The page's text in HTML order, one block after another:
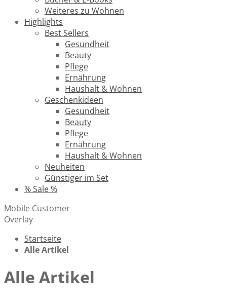
Weiteres zu Wohnen
Highlights
Best Sellers
Gesundheit
Beauty
Pflege
Ernährung
Haushalt & Wohnen
Geschenkideen
Gesundheit
Beauty
Pflege
Ernährung
Haushalt & Wohnen
Neuheiten
Günstiger im Set
% Sale %
Mobile Customer
Overlay
Startseite
Alle Artikel
Alle Artikel